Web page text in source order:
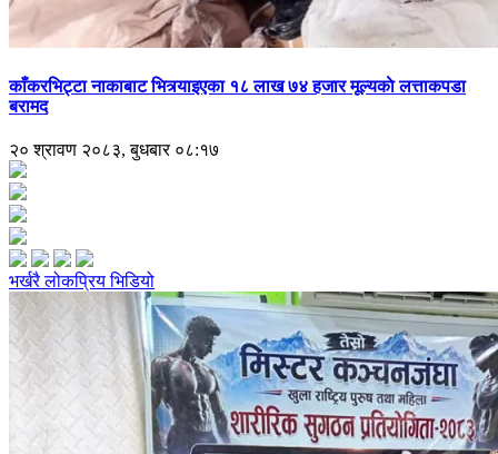
काँकरभिट्टा नाकाबाट भित्र्याइएका १८ लाख ७४ हजार मूल्यकाे लत्ताकपडा
बरामद
२० श्रावण २०८३, बुधबार ०८:१७
भर्खरैलोकप्रियभिडियो